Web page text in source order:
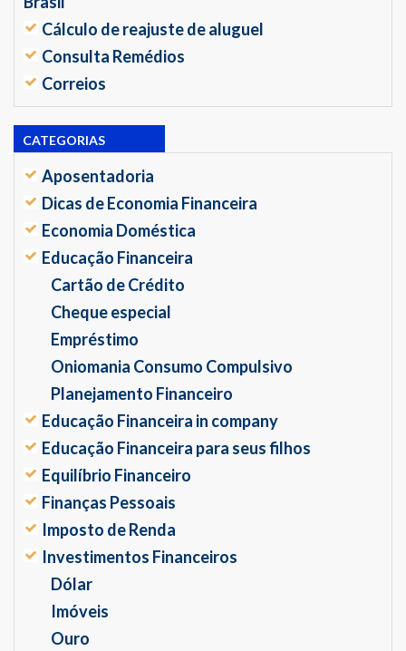
Cálculo de reajuste de aluguel
Consulta Remédios
Correios
CATEGORIAS
Aposentadoria
Dicas de Economia Financeira
Economia Doméstica
Educação Financeira
Cartão de Crédito
Cheque especial
Empréstimo
Oniomania Consumo Compulsivo
Planejamento Financeiro
Educação Financeira in company
Educação Financeira para seus filhos
Equilíbrio Financeiro
Finanças Pessoais
Imposto de Renda
Investimentos Financeiros
Dólar
Imóveis
Ouro